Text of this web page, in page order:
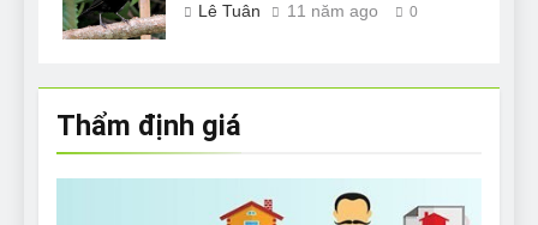
Lê Tuân 11 năm ago 0
Thẩm định giá